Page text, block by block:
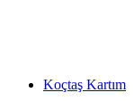
Koçtaş Kartım